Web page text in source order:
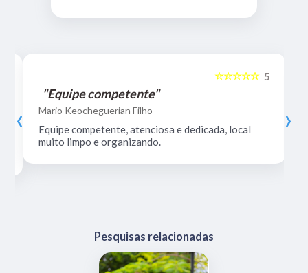
5
☆☆☆☆☆
"Equipe competente"
Mario Keocheguerian Filho
Equipe competente, atenciosa e dedicada, local
muito limpo e organizando.
‹ ›
Pesquisas relacionadas